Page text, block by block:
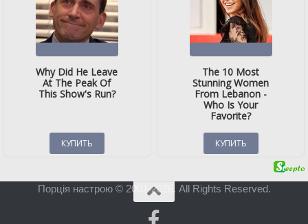
Порція настрою © 2001-2026. All Rights Reserved.